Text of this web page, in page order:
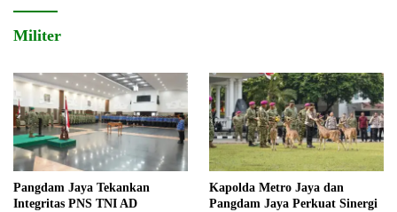
Militer
Pangdam Jaya Tekankan
Integritas PNS TNI AD
Kapolda Metro Jaya dan
Pangdam Jaya Perkuat Sinergi